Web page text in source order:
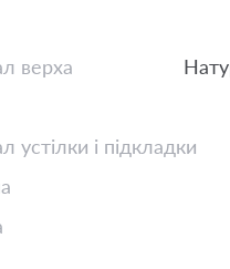
верха
устілки і підкладки